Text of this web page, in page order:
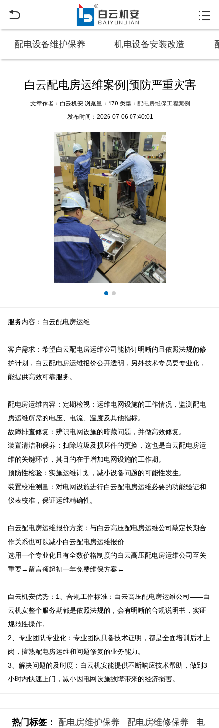
 
配电设备维护保养 机电设备安装改造
白云配电房运维案例|预防严重灾害
文章作者：白云机安 浏览量：479 类型： 配电房维保工程案例
发布时间：2026-07-06 07:40:01
服务内容：白云配电房运维
客户需求：希望白云配电房运维公司能协订明晰的且依照法规的修
护计划，白云配电房运维报价公开透明，另外技术专员要专业化，
能提供高效可靠服务。
配电房运维内容：定期检视：运维电网设施的工作情况，监测配电
房运维所需的电压、电流、温度及其他指标。
故障排查修复：辨识电网设施的暗藏问题，并做高效修复。
装置清洁和保养：扫除垃圾及损坏件的更换，这也是白云配电房运
维的关键环节，其目的在于增加电网设施的工作期。
预防性检验：实施运维计划，减小设备问题的可能性发生。
装置校准测量：对电网设施进行白云配电房运维必要的功能验证和
仪表校准，保证运维精确性。
白云配电房运维报价方案：与白云高压配电房运维公司敲定长期合
作关系也可以减小白云配电房运维报价
选用一个专业化且有全数价格制度的白云高压配电房运维公司至关
重要→留言领起初一年免费维保方案←
白云机安优势：1、合规工作标准：白云高压配电房运维公司——白
云机安整个服务期都是依照法规的，会有明晰的合规说明书，实证
规范性操作。
2、专业团队专业化：专业团队具备技术证明，都是全面培训后才上
岗，擅熟配电房运维和问题修复的业务能力。
3、解决问题的及时度：白云机安能提供不断响应技术帮助，做到3
小时内快速上门，减小因电网设施故障带来的经济损害。
热门标签： 配电房维护保养 配电房维修保养
电